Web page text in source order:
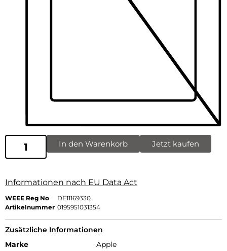
In den Warenkorb Jetzt kaufen
Informationen nach EU Data Act
WEEE Reg No
DE11169330
Artikelnummer 0195951031354
Zusätzliche Informationen
Marke
Apple